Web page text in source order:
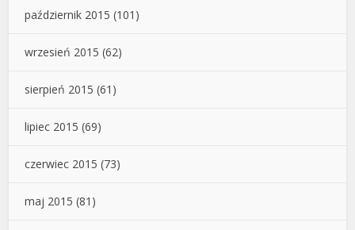
październik 2015 (101)
wrzesień 2015 (62)
sierpień 2015 (61)
lipiec 2015 (69)
czerwiec 2015 (73)
maj 2015 (81)